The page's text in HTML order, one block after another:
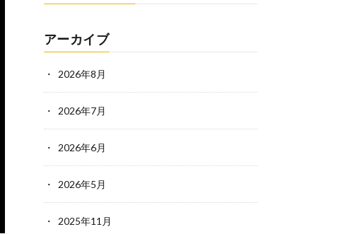
アーカイブ
2026年8月
2026年7月
2026年6月
2026年5月
2025年11月